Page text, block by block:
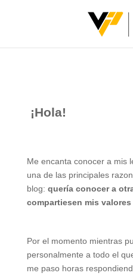
¡Hola!
Me encanta conocer a mis
una de las principales
blog: quería conocer a
compartiesen mis
Por el momento mientras
personalmente a todo el
me paso horas